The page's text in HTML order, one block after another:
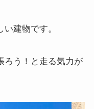
建物です。
ろう！と走る気力が